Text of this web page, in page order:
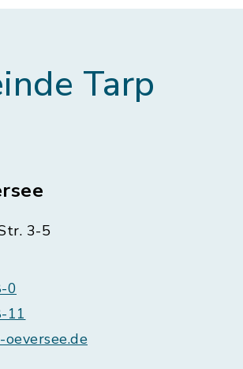
Tarp
3-5
0
11